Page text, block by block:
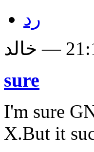
رد
sure
I'm sure
X.But it